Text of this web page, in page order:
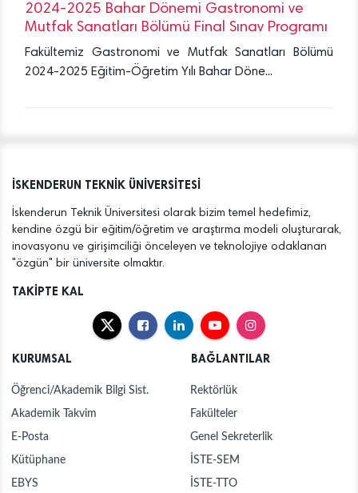
2024-2025 Bahar Dönemi Gastronomi ve
Mutfak Sanatları Bölümü Final Sınav Programı
Fakültemiz Gastronomi ve Mutfak Sanatları Bölümü
2024-2025 Eğitim-Öğretim Yılı Bahar Döne...
İSKENDERUN TEKNİK ÜNİVERSİTESİ
İskenderun Teknik Üniversitesi olarak bizim temel hedefimiz,
kendine özgü bir eğitim/öğretim ve araştırma modeli oluşturarak,
inovasyonu ve girişimciliği önceleyen ve teknolojiye odaklanan
"özgün" bir üniversite olmaktır.
TAKİPTE KAL
KURUMSAL
Öğrenci/Akademik Bilgi Sist.
Akademik Takvim
E-Posta
Kütüphane
EBYS
BAĞLANTILAR
Rektörlük
Fakülteler
Genel Sekreterlik
İSTE-SEM
İSTE-TTO